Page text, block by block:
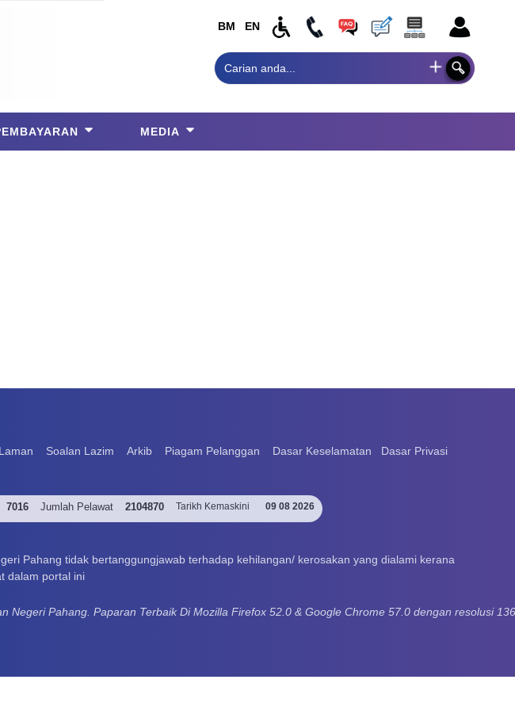
BM EN
MEDIA
Soalan Lazim Arkib Piagam Pelanggan Dasar Keselamatan Dasar Privasi
7016 Jumlah Pelawat 2104870 Tarikh Kemaskini 09 08 2026
Pahang tidak bertanggungjawab terhadap kehilangan/ kerosakan yang dialami kerana
dalam portal ini
Negeri Pahang. Paparan Terbaik Di Mozilla Firefox 52.0 & Google Chrome 57.0 dengan resolusi